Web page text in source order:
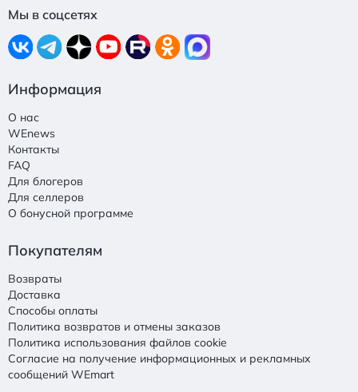
Мы в соцсетях
Информация
О нас
WEnews
Контакты
FAQ
Для блогеров
Для селлеров
О бонусной программе
Покупателям
Возвраты
Доставка
Способы оплаты
Политика возвратов и отмены заказов
Политика использования файлов cookie
Согласие на получение информационных и рекламных
сообщений WEmart